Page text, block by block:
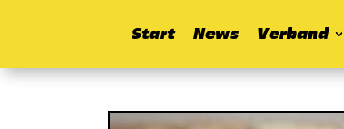
Start News Verband